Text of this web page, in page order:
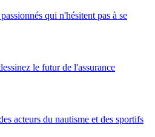
qui n'hésitent pas à se
le futur de l'assurance
acteurs du nautisme et des sportifs